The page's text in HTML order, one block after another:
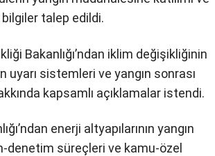
bilgiler talep edildi.
Bakanlığı’ndan iklim değişikliğinin
uyarı sistemleri ve yangın sonrası
kapsamlı açıklamalar istendi.
enerji altyapılarının yangın
denetim süreçleri ve kamu-özel